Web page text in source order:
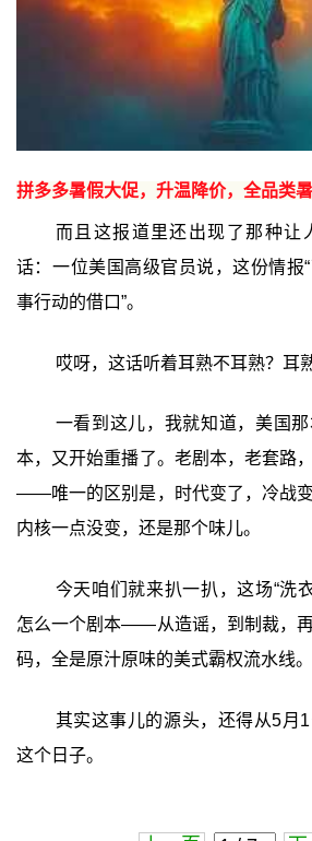
拼多多暑假大促，升温降价，全品类
而且这报道里还出现了那种让
话：一位美国高级官员说，这份情报
事行动的借口”。
哎呀，这话听着耳熟不耳熟？耳
一看到这儿，我就知道，美国
本，又开始重播了。老剧本，老套路
——唯一的区别是，时代变了，冷战
内核一点没变，还是那个味儿。
今天咱们就来扒一扒，这场“洗
怎么一个剧本——从造谣，到制裁，
码，全是原汁原味的美式霸权流水线。
其实这事儿的源头，还得从5月
这个日子。